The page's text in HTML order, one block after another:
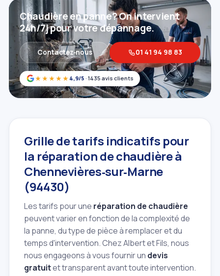
★★★★★ 4,9/5 · 1435 avis clients
Chaudière en panne? On intervient
24h/7j pour votre dépannage.
Contactez‑nous 01 41 94 98 83
Grille de tarifs indicatifs pour
la réparation de chaudière à
Chennevières‑sur‑Marne
(94430)
Les tarifs pour une réparation de chaudière
peuvent varier en fonction de la complexité de
la panne, du type de pièce à remplacer et du
temps d'intervention. Chez Albert et Fils, nous
nous engageons à vous fournir un devis
gratuitet transparent avant toute intervention.